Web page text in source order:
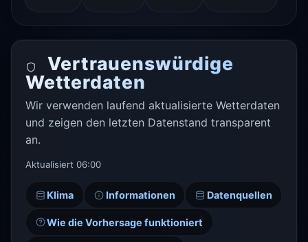
Vertrauenswürdige
Wetterdaten
Wir verwenden laufend aktualisierte Wetterdaten
und zeigen den letzten Datenstand transparent
an.
Aktualisiert 06:00
Klima Informationen Datenquellen
Wie die Vorhersage funktioniert